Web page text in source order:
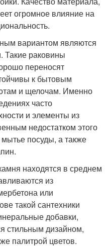
огромное влияние на
вариантом являются
Такие раковины
переносят
к бытовым
и щелочам. Именно
часто
и элементы из
недостатком этого
посуды, а также
находятся в среднем
из
или
такой сантехники
добавки,
стильным дизайном,
палитрой цветов.